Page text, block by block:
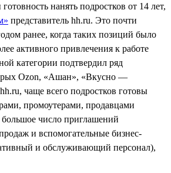
нанять подростков от 14 лет,
представитель hh.ru. Это почти
ранее, когда таких позиций было
активного привлечения к работе
категории подтвердил ряд
Ozon, «Ашан», «Вкусно —
чаще всего подростков готовы
промоутерами, продавцами
число приглашений
и вспомогательные бизнес-
и обслуживающий персонал),